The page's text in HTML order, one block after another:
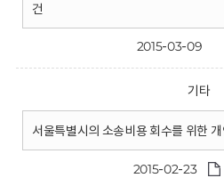
건
2015-03-09
기타
서울특별시의 소송비용 회수를 위한
2015-02-23